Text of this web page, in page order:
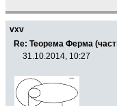
vxv
Re: Теорема Ферма
31.10.2014, 10:27